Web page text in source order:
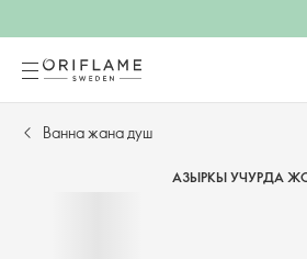
Ванна жана душ
АЗЫРКЫ УЧУРДА